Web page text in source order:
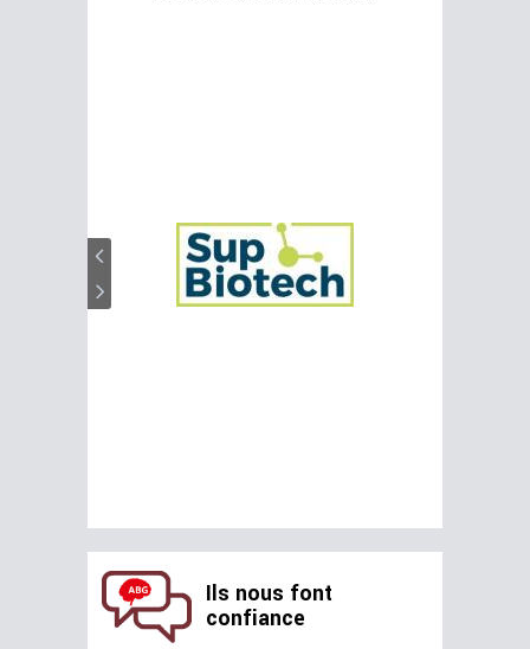
Ils nous font
confiance